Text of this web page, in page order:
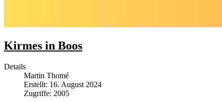
Kirmes in Boos
Details
Martin Thomé
Erstellt: 16. August 2024
Zugriffe: 2005